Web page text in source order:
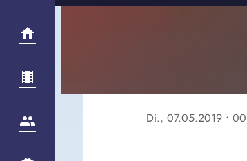
Di., 07.05.2019 •